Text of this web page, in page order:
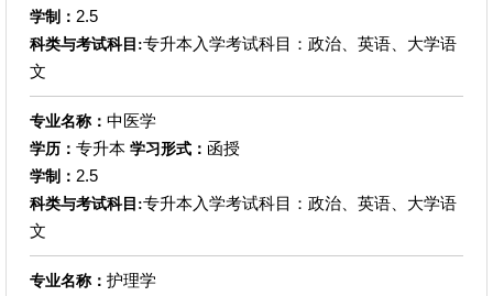
学制： 2.5
科类与考试科目:专升本入学考试科目：政治、英语、大学语
文
专业名称： 中医学
学历： 专升本 学习形式： 函授
学制： 2.5
科类与考试科目:专升本入学考试科目：政治、英语、大学语
文
专业名称： 护理学